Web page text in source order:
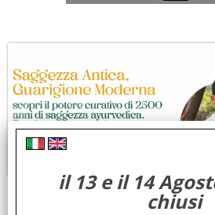
il 13 e il 14
chiusi